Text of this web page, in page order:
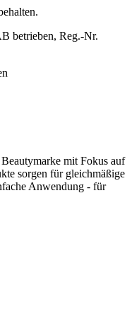
.
betrieben, Reg.-Nr.
mit Fokus auf
sorgen für gleichmäßige
Anwendung - für